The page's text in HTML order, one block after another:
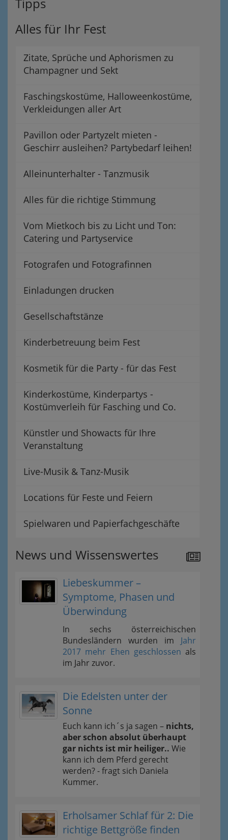
Alles für Ihr Fest
Zitate, Sprüche und Aphorismen zu
Champagner und Sekt
Faschingskostüme, Halloweenkostüme,
Verkleidungen aller Art
Pavillon oder Partyzelt mieten -
Geschirr ausleihen? Partybedarf leihen!
Alleinunterhalter - Tanzmusik
Alles für die richtige Stimmung
Vom Mietkoch bis zu Licht und Ton:
Catering und Partyservice
Fotografen und Fotografinnen
Einladungen drucken
Gesellschaftstänze
Kinderbetreuung beim Fest
Kosmetik für die Party - für das Fest
Kinderkostüme, Kinderpartys -
Kostümverleih für Fasching und Co.
Künstler und Showacts für Ihre
Veranstaltung
Live-Musik & Tanz-Musik
Locations für Feste und Feiern
Spielwaren und Papierfachgeschäfte
News und Wissenswertes
Liebeskummer –
Symptome, Phasen und
Überwindung
In sechs österreichischen
Bundesländern wurden im Jahr
2017 mehr Ehen geschlossen als
im Jahr zuvor.
Die Edelsten unter der
Sonne
Euch kann ich´s ja sagen – nichts,
aber schon absolut überhaupt
gar nichts ist mir heiliger.. Wie
kann ich dem Pferd gerecht
werden? - fragt sich Daniela
Kummer.
Erholsamer Schlaf für 2: Die
richtige Bettgröße finden